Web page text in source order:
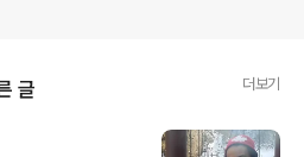
글 더보기